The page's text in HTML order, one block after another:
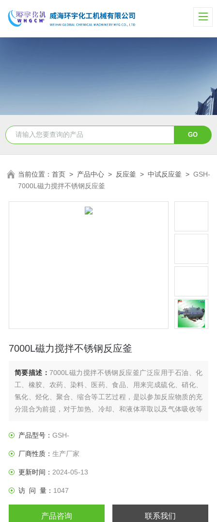
当前位置：首页 > 产品中心 > 反应釜 >中试反应釜 >GSH-
7000L磁力搅拌不锈钢反应釜
7000L磁力搅拌不锈钢反应釜
简要描述：7000L磁力搅拌不锈钢反应釜广泛应用于石油、化
工、橡胶、农药、染料、医药、食品、用来完成硫化、硝化、
氢化、烃化、聚合、缩合等工艺过程，是以参加反应物质的充
分混合为前提，对于加热、冷却、和液体萃取以及气体吸收等
工，制药等行业理想的所需设备。
产品型号： GSH-
厂商性质： 生产厂家
更新时间： 2024-05-13
访 问 量： 1047
产品咨询 联系我们